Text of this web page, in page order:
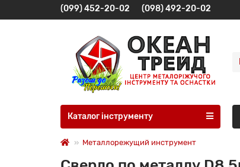
(099) 452-20-02 (098) 492-20-02
Каталог інструменту
Металлорежущий инструмент